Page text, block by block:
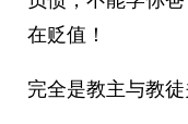
在贬值！
完全是教主与教徒